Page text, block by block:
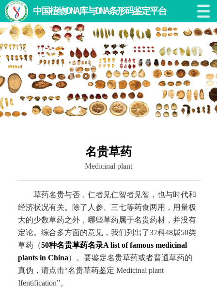
中国植物DNA库与DNA条形码鉴定平台
名贵草药
名贵草药
Medicinal plant
草药名贵与否，仁者见仁智者见智，也与时代和
经济状况有关。除了人参、三七等药食两用，用量极
大的少数草药之外，哪些草药属于名贵药材，并没有
定论。综合多方面的意见，我们列出了37科48属50类
草药（50种名贵草药名录A list of famous medicinal
plants in China）。要鉴定名贵草药或者普通草药的
真伪，请点击“名贵草药鉴定 Medicinal plant
Ifentification”。